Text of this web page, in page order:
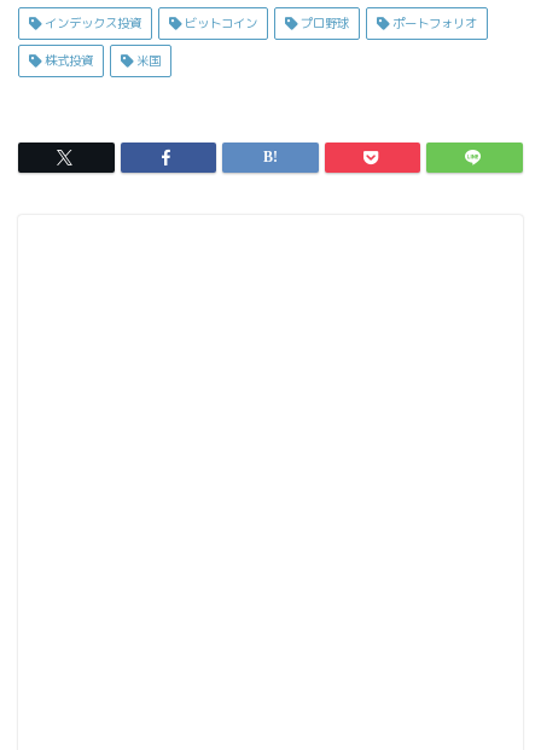
c
e
o
o
s
t
d
o
ai
l
インデックス投資 ビットコイン プロ野球 ポートフォリオ
株式投資 米国